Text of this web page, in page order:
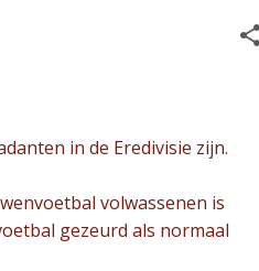
in de Eredivisie zijn.
volwassenen is
gezeurd als normaal